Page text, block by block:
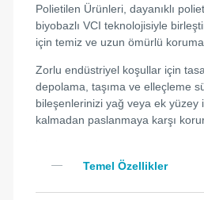
Polietilen Ürünleri, dayanıklı
biyobazlı VCI teknolojisiyle
için temiz ve uzun ömürlü
Zorlu endüstriyel koşullar için
depolama, taşıma ve elleçleme
bileşenlerinizi yağ veya ek yüzey
kalmadan paslanmaya karşı
Temel Özellikler